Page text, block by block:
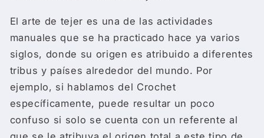
El arte de tejer es una de las actividades
manuales que se ha practicado hace ya varios
siglos, donde su origen es atribuido a diferentes
tribus y países alrededor del mundo. Por
ejemplo, si hablamos del Crochet
específicamente, puede resultar un poco
confuso si solo se cuenta con un referente al